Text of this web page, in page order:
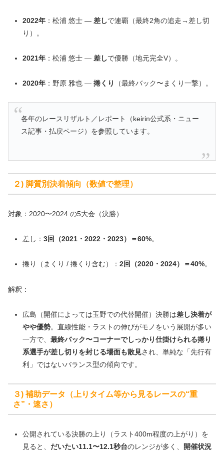
2022年：松浦 悠士 — 差しで連覇（最終2角の追走→差し切
り）。
2021年：松浦 悠士 — 差しで優勝（地元完全V）。
2020年：野原 雅也 — 捲くり （最終バック〜まくり一撃）。
各年のレースリザルト／レポート（keirin公式系・ニュー
ス記事・払戻ページ）を参照しています。
２) 脚質別決着傾向（数値で整理）
対象：2020〜2024 の5大会（決勝）
差し： 3回（2021・2022・2023）＝60%。
捲り（まくり / 捲くり含む）： 2回（2020・2024）＝40%。
解釈：
広島（開催によっては玉野での代替開催）決勝は差し決着が
やや優勢。直線性能・ラストの伸びがモノをいう展開が多い
一方で、 最終バック〜コーナーでしっかり仕掛けられる捲り
系選手が差し切りを封じる場面も散見され、単純な「先行有
利」ではないバランス型の傾向です。
３) 補助データ（上りタイム等から見るレースの“重
さ”・速さ）
公開されている決勝の上り（ラスト400m程度の上がり）を
見ると、 だいたい11.1〜12.1秒台のレンジが多く、
開催状況